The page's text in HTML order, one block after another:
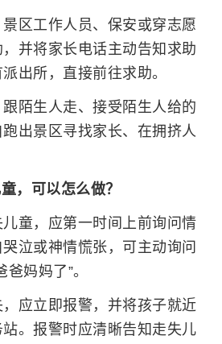
区工作人员、保安或穿志愿
并将家长电话主动告知求助
出所，直接前往求助。
陌生人走、接受陌生人给的
出景区寻找家长、在拥挤人
，可以怎么做？
童，应第一时间上前询问情
泣或神情慌张，可主动询问
妈妈了”。
应立即报警，并将孩子就近
。报警时应清晰告知走失儿